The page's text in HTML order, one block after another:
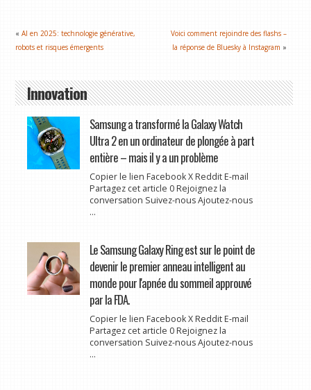
«AI en 2025: technologie générative,
robots et risques émergents
Voici comment rejoindre des flashs –
la réponse de Bluesky à Instagram »
Innovation
Samsung a transformé la Galaxy Watch
Ultra 2 en un ordinateur de plongée à part
entière – mais il y a un problème
Copier le lien Facebook X Reddit E-mail
Partagez cet article 0 Rejoignez la
conversation Suivez-nous Ajoutez-nous
...
Le Samsung Galaxy Ring est sur le point de
devenir le premier anneau intelligent au
monde pour l'apnée du sommeil approuvé
par la FDA.
Copier le lien Facebook X Reddit E-mail
Partagez cet article 0 Rejoignez la
conversation Suivez-nous Ajoutez-nous
...